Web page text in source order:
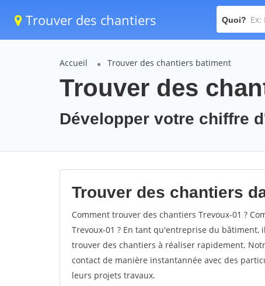
Trouver des chantiers Quoi?
Accueil Trouver des chantiers batiment
Trouver des
Développer votre chiffre
Trouver des chantiers
Comment trouver des chantiers Trevoux-01 ?
Trevoux-01 ? En tant qu'entreprise du
trouver des chantiers à réaliser rapidement.
contact de manière instantannée avec des
leurs projets travaux.